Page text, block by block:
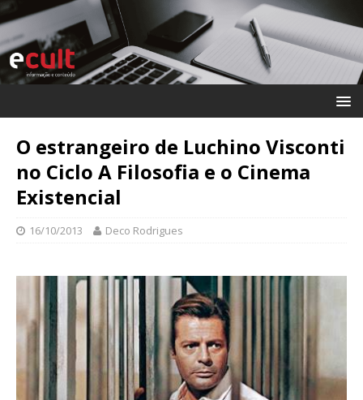
O estrangeiro de Luchino Visconti
no Ciclo A Filosofia e o Cinema
Existencial
16/10/2013 Deco Rodrigues